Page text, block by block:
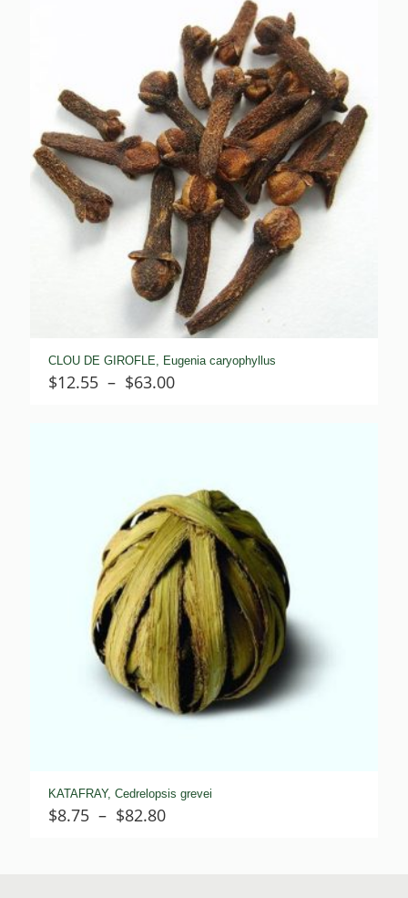
$32.05
CLOU DE GIROFLE, Eugenia caryophyllus
$12.55 – $63.00Plage
KATAFRAY, Cedrelopsis grevei
$8.75 – $82.80Plage